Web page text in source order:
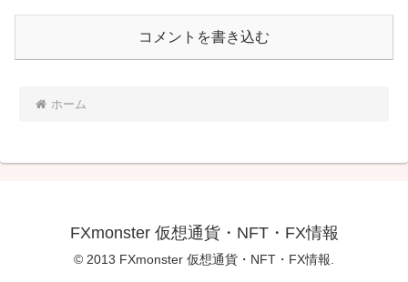
コメントを書き込む
ホーム
FXmonster 仮想通貨・NFT・FX情報
© 2013 FXmonster 仮想通貨・NFT・FX情報.